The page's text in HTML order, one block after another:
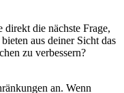
direkt die nächste Frage,
aus deiner Sicht das
zu verbessern?
an. Wenn